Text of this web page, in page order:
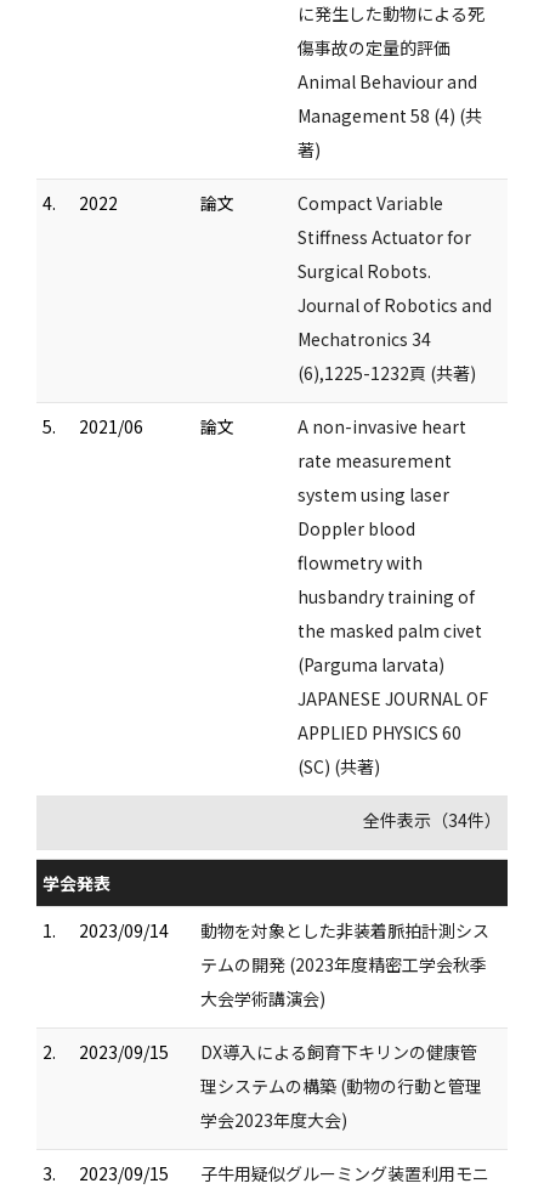
に発生した動物による死
傷事故の定量的評価
Animal Behaviour and
Management 58 (4) (共
著)
4. 2022 論文
Compact Variable
Stiffness Actuator for
Surgical Robots.
Journal of Robotics and
Mechatronics 34
(6),1225-1232頁 (共著)
5. 2021/06 論文
A non-invasive heart
rate measurement
system using laser
Doppler blood
flowmetry with
husbandry training of
the masked palm civet
(Parguma larvata)
JAPANESE JOURNAL OF
APPLIED PHYSICS 60
(SC) (共著)
全件表示（34件）
学会発表
1.
2023/09/14
動物を対象とした非装着脈拍計測シス
テムの開発 (2023年度精密工学会秋季
大会学術講演会)
2. 2023/09/15
DX導入による飼育下キリンの健康管
理システムの構築 (動物の行動と管理
学会2023年度大会)
3. 2023/09/15
子牛用疑似グルーミング装置利用モニ